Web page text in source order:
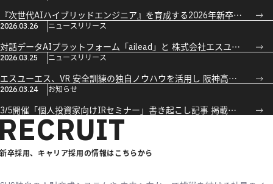
『次世代AIハイブリッドエンジニア』を育成する2026年新卒研修を実施ー設計力・要件定義力でDXを牽引する人材を育成ー
2026.03.26 ニュースリリース
対話データAIプラットフォーム「ailead」と 株式会社エスユーエスが資本業務提携を締結
2026.03.25 ニュースリリース
エスユーエス、VR 安全訓練の独自ノウハウを活用し 阪神高速トール大阪向け「ETC バー復旧訓練 VR」を開発
2026.03.24 お知らせ
3/5開催「個人投資家向けIRセミナー」書き起こし記事 掲載のご案内 ［ログミーFinanceへ］
新卒採用、キャリア採用の情報はこちらから